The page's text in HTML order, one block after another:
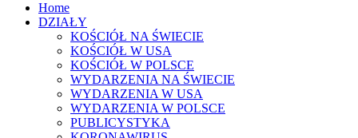
Home
DZIAŁY
KOŚCIÓŁ NA ŚWIECIE
KOŚCIÓŁ W USA
KOŚCIÓŁ W POLSCE
WYDARZENIA NA ŚWIECIE
WYDARZENIA W USA
WYDARZENIA W POLSCE
PUBLICYSTYKA